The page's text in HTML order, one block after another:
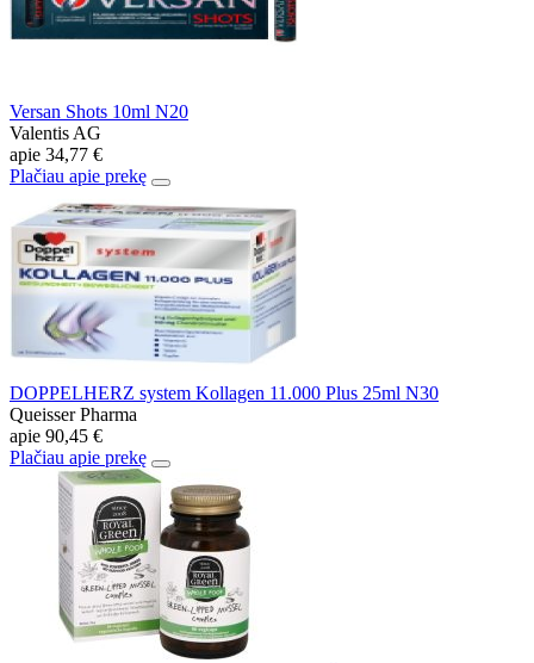
Versan Shots 10ml N20
Valentis AG
apie 34,77 €
Plačiau apie prekę
DOPPELHERZ system Kollagen 11.000 Plus 25ml N30
Queisser Pharma
apie 90,45 €
Plačiau apie prekę